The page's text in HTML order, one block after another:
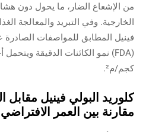
من الإشعاع الضار، ما يحول دون
الخارجية. وفي التبريد والمعالجة
فينيل المطابق للمواصفات الصادرة عن
كجم/م².
كلوريد البولي فينيل مقابل
مقارنة بين العمر الافتراضي